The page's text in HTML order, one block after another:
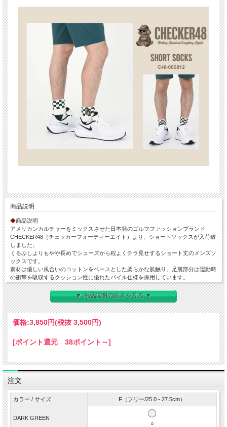
商品説明
◆商品説明
アメリカンカルチャーをミックスさせた日本発のゴルフファッションブランド
CHECKER48（チェッカーフォーティーエイト）より、ショートソックスが入荷致
しました。
くるぶしよりもやや長めでシューズから程よくチラ見せするショート丈のメンズソ
ックスです。
素材は優しい風合いのコットンをベースとした柔らかな肌触り。足裏部分は運動時
の衝撃を吸収するクッション性に優れたパイル仕様を採用しています。
口ゴム部分は高いフィット感を実現するリブ仕様。チェッカー柄とアイコンであ
る“プーディ”のワッペンを配し、つま先部分はブランド名をデザイン。
また、つま先部分と踵部分をバイカラー配色に切替してアクセントを効かせていま
す。
アンクルパンツやショーツなどのボトムスとの相性は抜群。不意に見える足元だか
らこそ気を遣うのがお洒落上級者の心得です。
・クッション性
・ショート丈
◆素材
コットン70％ ナイロン28％ ポリウレタン2％
MADE IN CHINA
▼ 商品説明の続きを見る ▼
価格:3,850円(税抜 3,500円)
[ポイント還元 38ポイント～]
注文
カラー / サイズ F（フリー/25.0 - 27.5cm）
DARK GREEN
○